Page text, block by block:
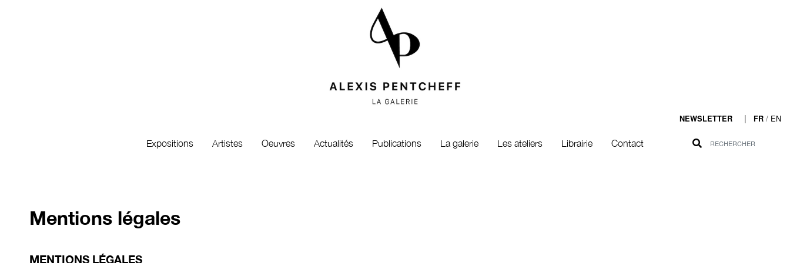
NEWSLETTER | FR / EN
Expositions Artistes Oeuvres Actualités Publications La galerie Les ateliers Librairie Contact
Mentions légales
MENTIONS LÉGALES